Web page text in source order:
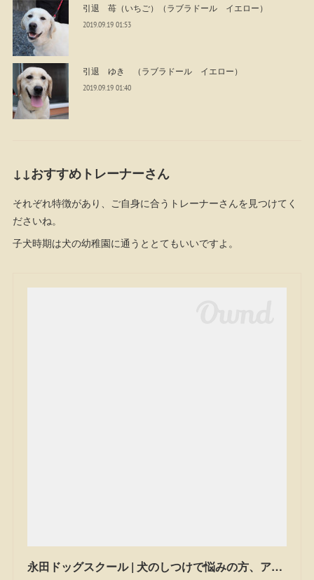
引退 苺（いちご）（ラブラドール イエロー）
2019.09.19 01:53
引退 ゆき （ラブラドール イエロー）
2019.09.19 01:40
↓↓おすすめトレーナーさん
それぞれ特徴があり、ご自身に合うトレーナーさんを見つけてく
ださいね。
子犬時期は犬の幼稚園に通うととてもいいですよ。
永田ドッグスクール | 犬のしつけで悩みの方、アジリティーを始めたい方は一度ご相談ください。私たちは茨城県笠間市のドッグスクールです。